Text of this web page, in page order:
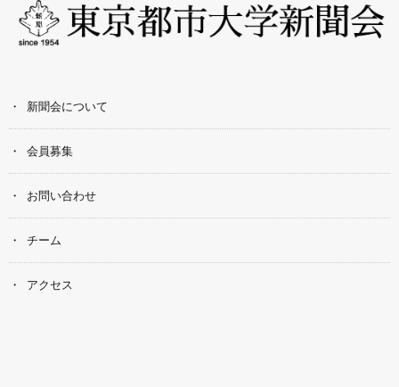
新聞会について
会員募集
お問い合わせ
チーム
アクセス